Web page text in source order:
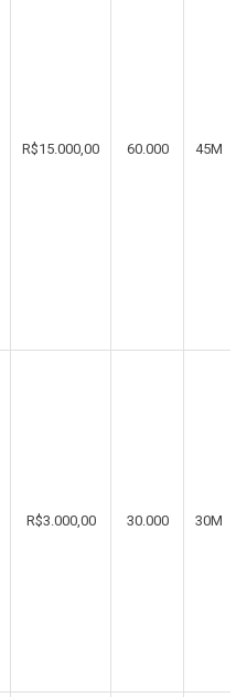
R$15.000,00 60.000 45M
R$3.000,00 30.000 30M